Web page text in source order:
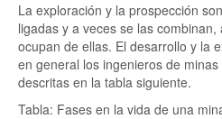
La exploración y la prospección
ligadas y a veces se las
ocupan de ellas. El desarrollo y la
en general los ingenieros de
descritas en la tabla siguiente.
Tabla: Fases en la vida de una